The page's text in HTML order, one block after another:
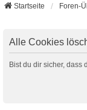
Startseite Foren-
Alle Cookies
Bist du dir sicher, dass